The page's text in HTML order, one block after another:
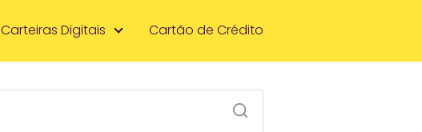
Carteiras Digitais Cartão de Crédito